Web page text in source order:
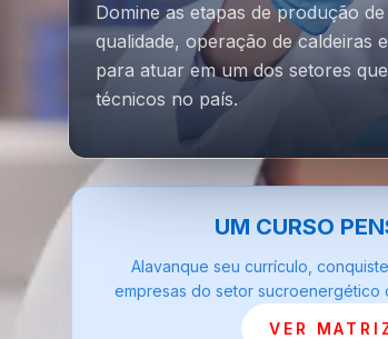
Domine as etapas de produção
qualidade, operação de caldeiras
para atuar em um dos setores
técnicos no país.
UM CURSO
Alavanque seu currículo,
empresas do setor sucroenergético
VER